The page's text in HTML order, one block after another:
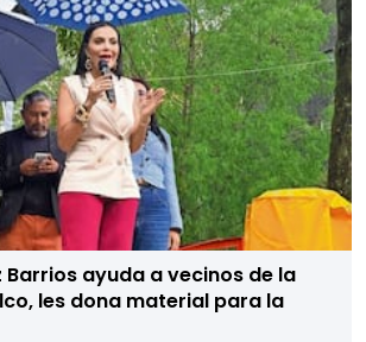
Barrios ayuda a vecinos de la
les dona material para la